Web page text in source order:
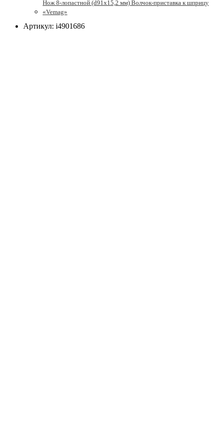
Нож 8-лопастной (d91х15,2 мм) Волчок-приставка к шприцу
«Vemag»
Артикул: i4901686